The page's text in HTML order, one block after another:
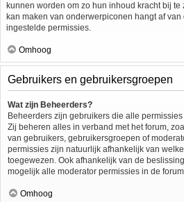
kunnen worden om zo hun inhoud kracht bij
kan maken van onderwerpiconen hangt af
ingestelde permissies.
Omhoog
Gebruikers en gebruikersgroepen
Wat zijn Beheerders?
Beheerders zijn gebruikers die alle
Zij beheren alles in verband met het forum,
van gebruikers, gebruikersgroepen of
permissies zijn natuurlijk afhankelijk van
toegewezen. Ook afhankelijk van de
mogelijk alle moderator permissies in de
Omhoog